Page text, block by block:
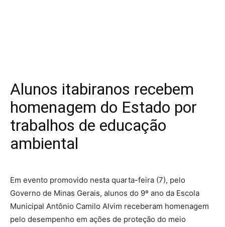
Alunos itabiranos recebem
homenagem do Estado por
trabalhos de educação
ambiental
Em evento promovido nesta quarta-feira (7), pelo
Governo de Minas Gerais, alunos do 9º ano da Escola
Municipal Antônio Camilo Alvim receberam homenagem
pelo desempenho em ações de proteção do meio